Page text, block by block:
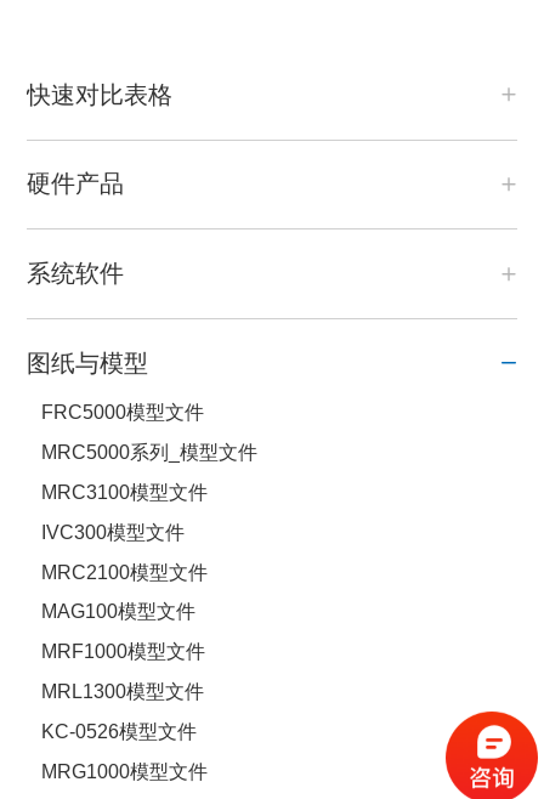
快速对比表格
硬件产品
系统软件
图纸与模型
FRC5000模型文件
MRC5000系列_模型文件
MRC3100模型文件
IVC300模型文件
MRC2100模型文件
MAG100模型文件
MRF1000模型文件
MRL1300模型文件
KC-0526模型文件
MRG1000模型文件